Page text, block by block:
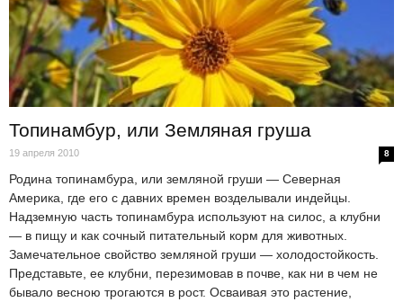
Топинамбур, или Земляная груша
19 апреля 2010 8
Родина топинамбура, или земляной груши — Северная
Америка, где его с давних времен возделывали индейцы.
Надземную часть топинамбура используют на силос, а клубни
— в пищу и как сочный питательный корм для животных.
Замечательное свойство земляной груши — холодостойкость.
Представьте, ее клубни, перезимовав в почве, как ни в чем не
бывало весною трогаются в рост. Осваивая это растение,